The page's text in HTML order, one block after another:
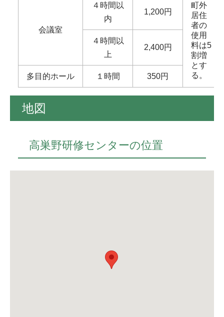
会議室
４時間以
内
1,200円
町外
居住
者の
使用
料は5
割増
とす
る。
４時間以
上
2,400円
多目的ホール １時間 350円
地図
高巣野研修センターの位置